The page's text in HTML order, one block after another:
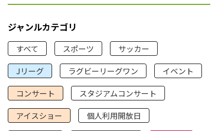
ジャンルカテゴリ
すべて スポーツ
サッカー
Jリーグ
ラグビーリーグワン
イベント
コンサート
スタジアムコンサート
アイスショー
個人利用開放日